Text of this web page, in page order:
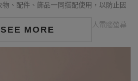
SEE MORE
、配件、飾品一同搭配使用，以防止因
接近，但因圖檔顏色會因個人電腦螢幕
際商品顏色為準。